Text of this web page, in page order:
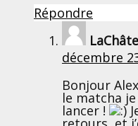
Répondre
décembre
Bonjour
le matcha
lancer !